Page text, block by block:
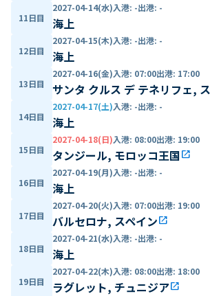
11日目
2027-04-14(水)入港: -出港: -
海上
12日目
2027-04-15(木)入港: -出港: -
海上
13日目
2027-04-16(金)入港: 07:00出港: 17:00
サンタ クルス デ テネリフェ,
14日目
2027-04-17(土)入港: -出港: -
海上
15日目
2027-04-18(日)入港: 08:00出港: 19:00
タンジール, モロッコ王国open_in_new
16日目
2027-04-19(月)入港: -出港: -
海上
17日目
2027-04-20(火)入港: 07:00出港: 19:00
バルセロナ, スペインopen_in_new
18日目
2027-04-21(水)入港: -出港: -
海上
19日目
2027-04-22(木)入港: 08:00出港: 18:00
ラグレット, チュニジアopen_in_new